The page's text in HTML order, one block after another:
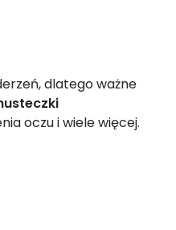
dlatego ważne
oczu i wiele więcej.